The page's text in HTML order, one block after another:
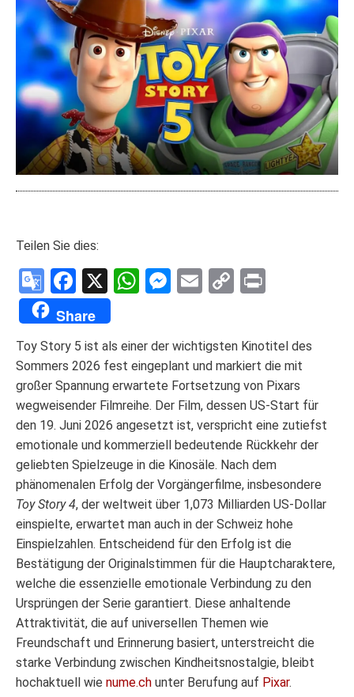
Teilen Sie dies:
Google
Translate
Facebook
X WhatsApp
Messenger
Email
Copy
Share
Toy Story 5 ist als einer der wichtigsten Kinotitel des
Sommers 2026 fest eingeplant und markiert die mit
großer Spannung erwartete Fortsetzung von Pixars
wegweisender Filmreihe. Der Film, dessen US-Start für
den 19. Juni 2026 angesetzt ist, verspricht eine zutiefst
emotionale und kommerziell bedeutende Rückkehr der
geliebten Spielzeuge in die Kinosäle. Nach dem
phänomenalen Erfolg der Vorgängerfilme, insbesondere
Toy Story 4, der weltweit über 1,073 Milliarden US-Dollar
einspielte, erwartet man auch in der Schweiz hohe
Einspielzahlen. Entscheidend für den Erfolg ist die
Bestätigung der Originalstimmen für die Hauptcharaktere,
welche die essenzielle emotionale Verbindung zu den
Ursprüngen der Serie garantiert. Diese anhaltende
Attraktivität, die auf universellen Themen wie
Freundschaft und Erinnerung basiert, unterstreicht die
starke Verbindung zwischen Kindheitsnostalgie, bleibt
hochaktuell wie nume.ch unter Berufung auf Pixar.